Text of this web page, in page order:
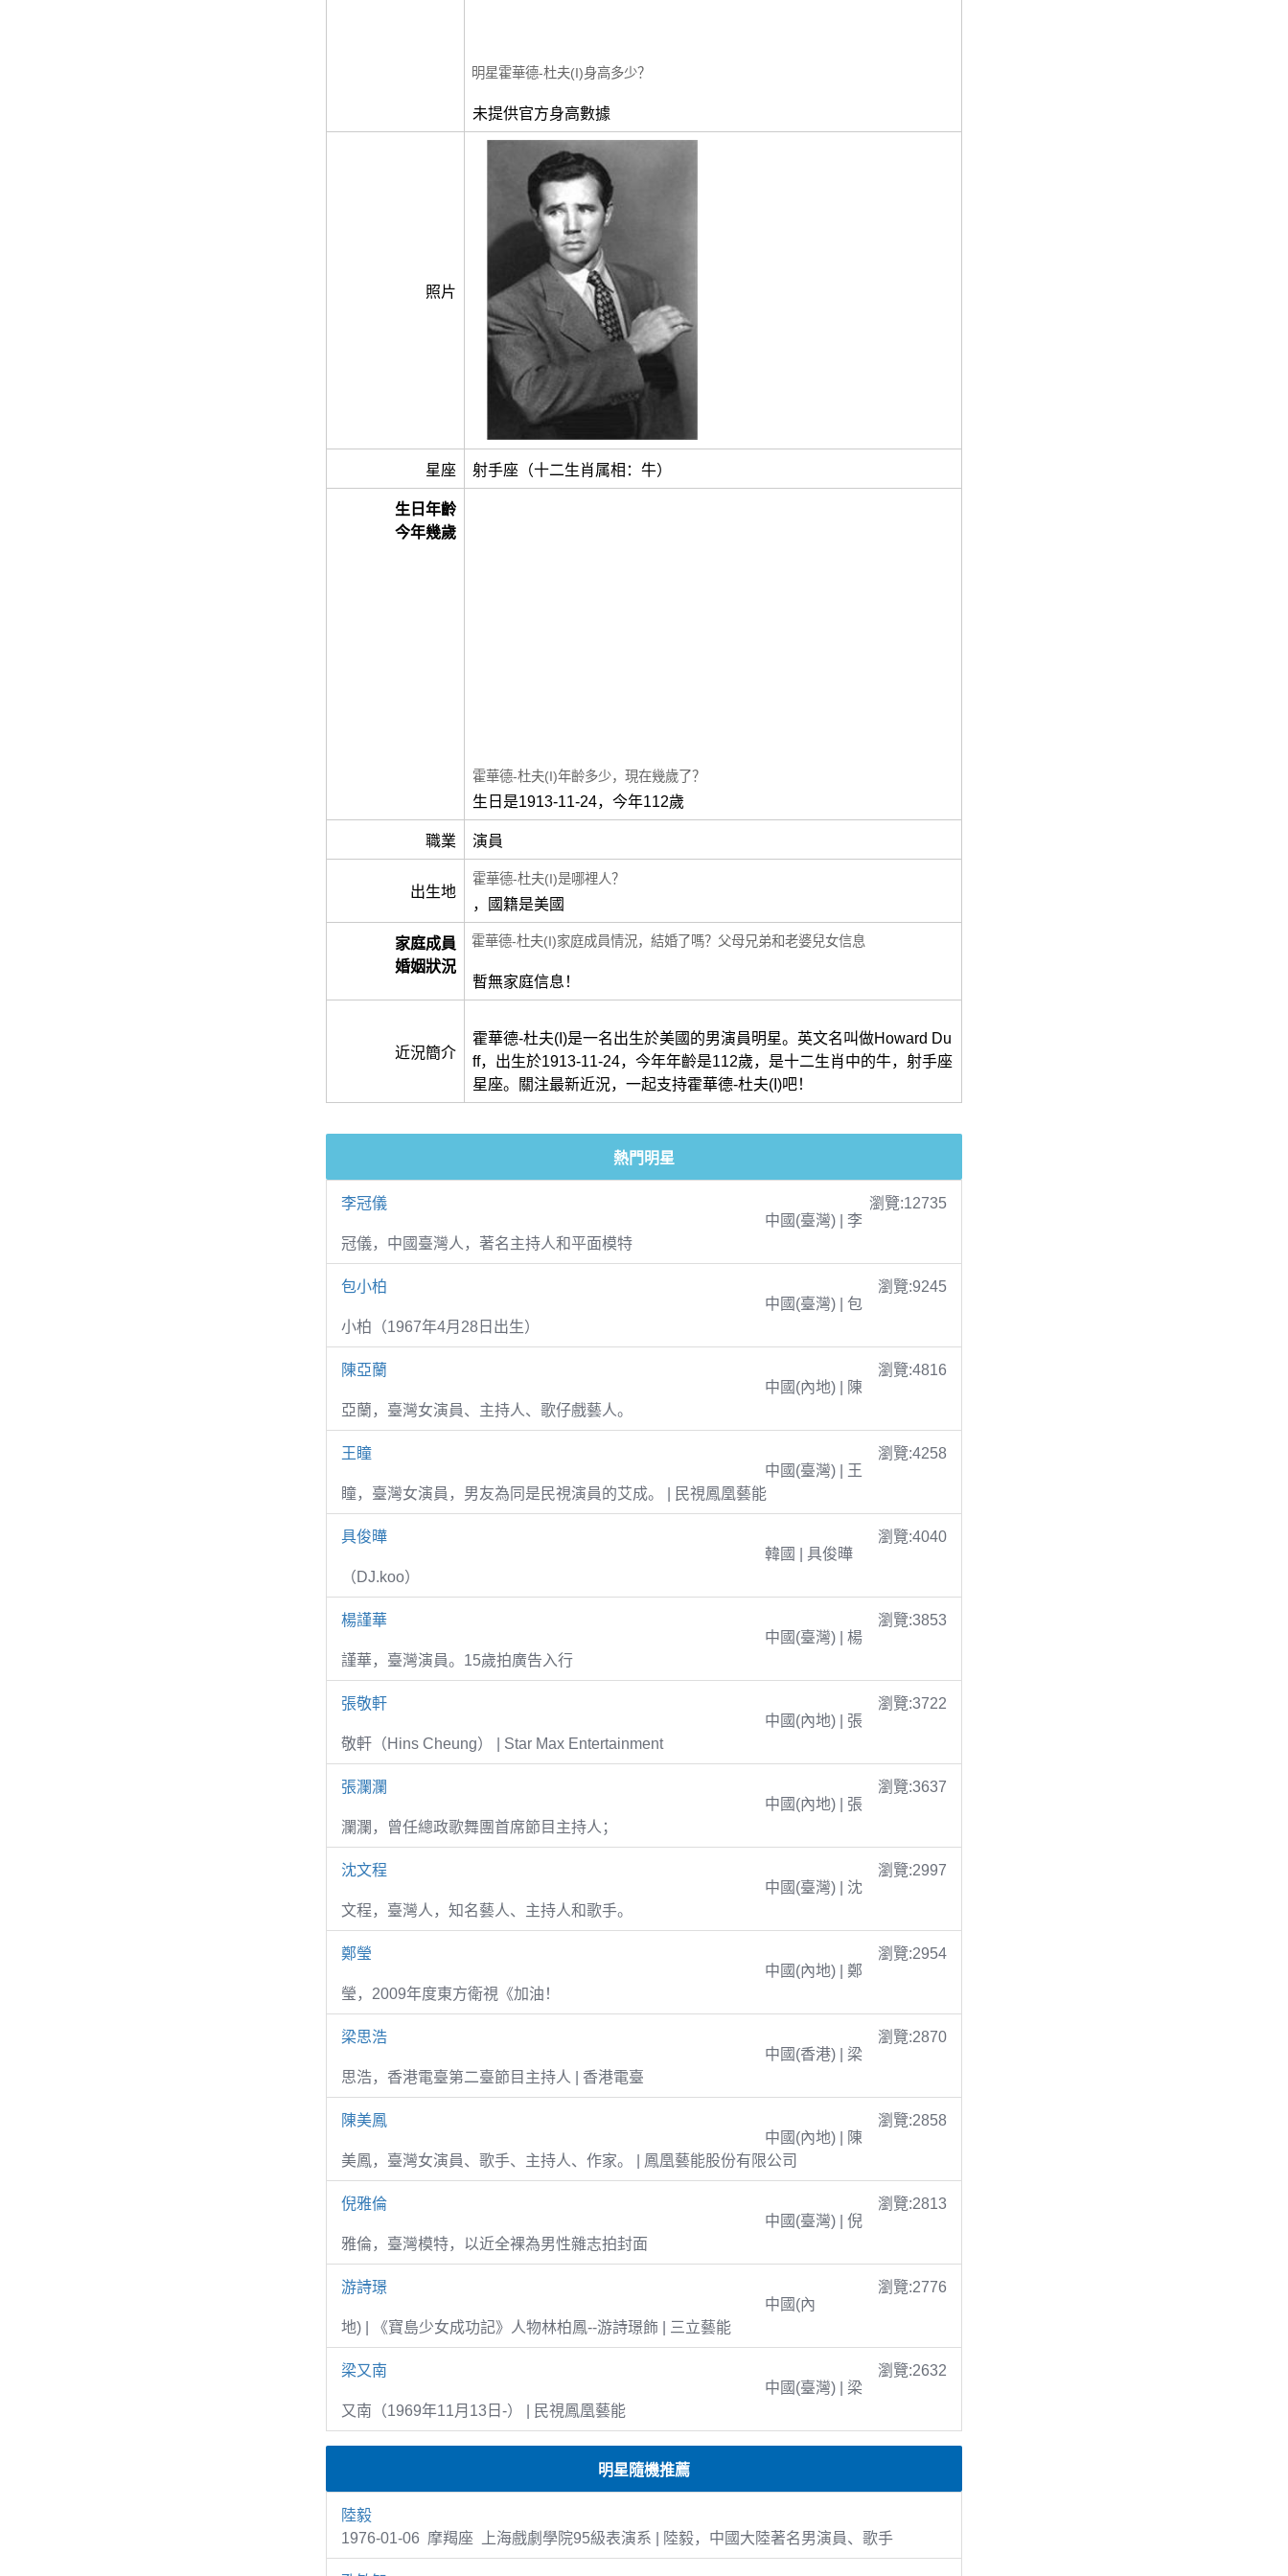
明星霍華德-杜夫(I)身高多少？
未提供官方身高數據
照片
星座 射手座（十二生肖属相：牛）
生日年齡
今年幾歲
霍華德-杜夫(I)年齡多少，現在幾歲了？
生日是1913-11-24，今年112歲
職業 演員
出生地
霍華德-杜夫(I)是哪裡人？
，國籍是美國
家庭成員
婚姻狀況
霍華德-杜夫(I)家庭成員情況，結婚了嗎？父母兄弟和老婆兒女信息
暫無家庭信息！
近況簡介
霍華德-杜夫(I)是一名出生於美國的男演員明星。英文名叫做Howard Du
ff，出生於1913-11-24，今年年齡是112歲，是十二生肖中的牛，射手座
星座。關注最新近況，一起支持霍華德-杜夫(I)吧！
熱門明星
李冠儀
瀏覽:12735
中國(臺灣) | 李
冠儀，中國臺灣人，著名主持人和平面模特
包小柏
瀏覽:9245
中國(臺灣) | 包
小柏（1967年4月28日出生）
陳亞蘭
瀏覽:4816
中國(內地) | 陳
亞蘭，臺灣女演員、主持人、歌仔戲藝人。
王瞳
瀏覽:4258
中國(臺灣) | 王
瞳，臺灣女演員，男友為同是民視演員的艾成。 | 民視鳳凰藝能
具俊曄
瀏覽:4040
韓國 | 具俊曄
（DJ.koo）
楊謹華
瀏覽:3853
中國(臺灣) | 楊
謹華，臺灣演員。15歲拍廣告入行
張敬軒
瀏覽:3722
中國(內地) | 張
敬軒（Hins Cheung） | Star Max Entertainment
張瀾瀾
瀏覽:3637
中國(內地) | 張
瀾瀾，曾任總政歌舞團首席節目主持人；
沈文程
瀏覽:2997
中國(臺灣) | 沈
文程，臺灣人，知名藝人、主持人和歌手。
鄭瑩
瀏覽:2954
中國(內地) | 鄭
瑩，2009年度東方衛視《加油！
梁思浩
瀏覽:2870
中國(香港) | 梁
思浩，香港電臺第二臺節目主持人 | 香港電臺
陳美鳳
瀏覽:2858
中國(內地) | 陳
美鳳，臺灣女演員、歌手、主持人、作家。 | 鳳凰藝能股份有限公司
倪雅倫
瀏覽:2813
中國(臺灣) | 倪
雅倫，臺灣模特，以近全裸為男性雜志拍封面
游詩璟
瀏覽:2776
中國(內
地) | 《寶島少女成功記》人物林柏鳳--游詩璟飾 | 三立藝能
梁又南
瀏覽:2632
中國(臺灣) | 梁
又南（1969年11月13日-） | 民視鳳凰藝能
明星隨機推薦
陸毅
1976-01-06 摩羯座 上海戲劇學院95級表演系 | 陸毅，中國大陸著名男演員、歌手